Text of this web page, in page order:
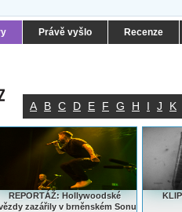
Právě vyšlo Recenze
A B C D E F G H I J K
REPORTÁŽ: Hollywoodské
zazářily v brněnském Sonu